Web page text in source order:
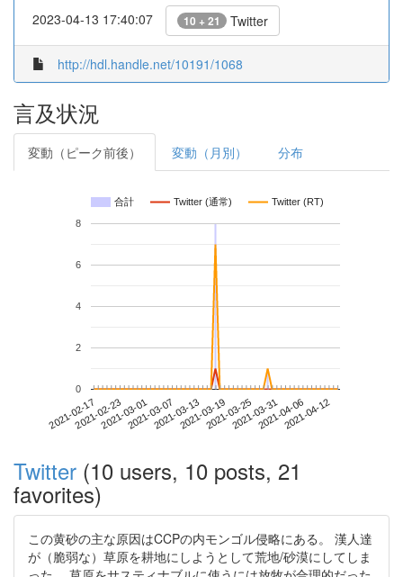
2023-04-13 17:40:07 10 + 21 Twitter
http://hdl.handle.net/10191/1068
言及状況
変動（ピーク前後） 変動（月別） 分布
合計 Twitter (通常) Twitter (RT)
2021-02-172021-02-232021-03-012021-03-072021-03-132021-03-192021-03-252021-03-312021-04-062021-04-12
0
2
4
6
8
Twitter (10 users, 10 posts, 21
favorites)
この黄砂の主な原因はCCPの内モンゴル侵略にある。 漢人達
が（脆弱な）草原を耕地にしようとして荒地/砂漠にしてしま